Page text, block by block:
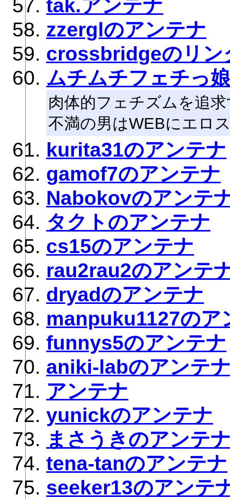
tak.アンテナ
zzerglのアンテナ
crossbridgeのリン
ムチムチフェチっ
肉体的フェチズムを追
不満の男はWEBにエロ
kurita31のアンテナ
gamof7のアンテナ
Nabokovのアンテ
タクトのアンテナ
cs15のアンテナ
rau2rau2のアンテ
dryadのアンテナ
manpuku1127のア
funnys5のアンテナ
aniki-labのアンテ
アンテナ
yunickのアンテナ
まさうきのアンテ
tena-tanのアンテナ
seeker13のアンテ